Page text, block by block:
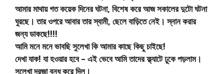
আমার মাথায় গত কয়েক দিনের ঘটনা, বিশেষ করে আজ সকালের দুটো ঘটনা
ঘুরছে। তার ওপরে আবার তার স্বামী, ছেলে বাড়িতে নেই। স্নান করার
জন্য ডাকছে!!!!
আমি মনে মনে ভাবছি সুলেখা কি আমার কাছে কিছু চাইছে!
দেখা যাক! যা হওয়ার হবে – এই ভেবে আমি তাদের ফ্ল্যাটে ঢুকে পড়লাম।
সুলেখা দরজা বন্ধ করে দিল।